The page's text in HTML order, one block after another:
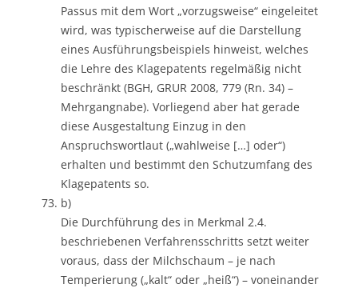
Passus mit dem Wort „vorzugsweise“ eingeleitet
wird, was typischerweise auf die Darstellung
eines Ausführungsbeispiels hinweist, welches
die Lehre des Klagepatents regelmäßig nicht
beschränkt (BGH, GRUR 2008, 779 (Rn. 34) –
Mehrgangnabe). Vorliegend aber hat gerade
diese Ausgestaltung Einzug in den
Anspruchswortlaut („wahlweise […] oder“)
erhalten und bestimmt den Schutzumfang des
Klagepatents so.
b)
Die Durchführung des in Merkmal 2.4.
beschriebenen Verfahrensschritts setzt weiter
voraus, dass der Milchschaum – je nach
Temperierung („kalt“ oder „heiß“) – voneinander